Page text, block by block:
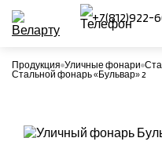
+7(812)922-
Продукция Уличные фонари
Стальной фонарь «Бульвар» 2